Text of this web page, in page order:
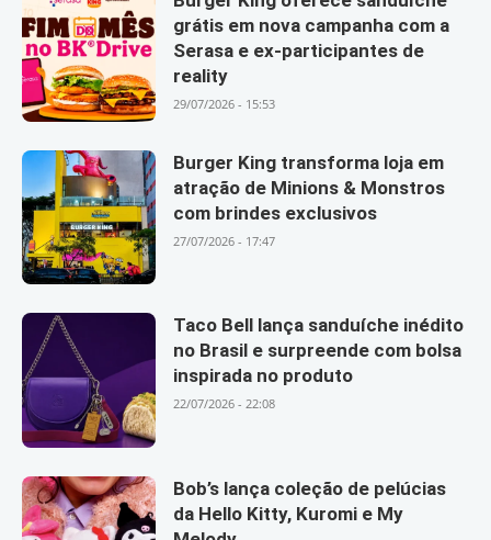
grátis em nova campanha com a
Serasa e ex-participantes de
reality
29/07/2026 - 15:53
Burger King transforma loja em
atração de Minions & Monstros
com brindes exclusivos
27/07/2026 - 17:47
Taco Bell lança sanduíche inédito
no Brasil e surpreende com bolsa
inspirada no produto
22/07/2026 - 22:08
Bob’s lança coleção de pelúcias
da Hello Kitty, Kuromi e My